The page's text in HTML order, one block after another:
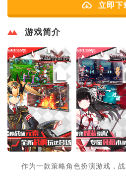
立即下
游戏简介
作为一款策略角色扮演游戏，